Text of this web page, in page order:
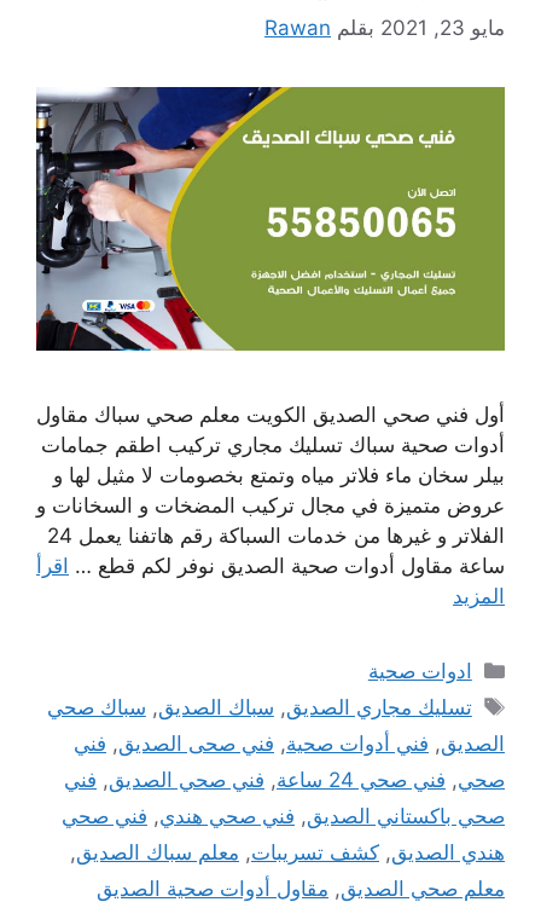
مايو 23, 2021 بقلم Rawan
أول فني صحي الصديق الكويت معلم صحي سباك مقاول
أدوات صحية سباك تسليك مجاري تركيب اطقم جمامات
بيلر سخان ماء فلاتر مياه وتمتع بخصومات لا مثيل لها و
عروض متميزة في مجال تركيب المضخات و السخانات و
الفلاتر و غيرها من خدمات السباكة رقم هاتفنا يعمل 24
ساعة مقاول أدوات صحية الصديق نوفر لكم قطع … اقرأ
المزيد
التصنيفات
ادوات صحية
الوسوم
تسليك مجاري الصديق, سباك الصديق, سباك صحي
الصديق, فني أدوات صحية, فني صحى الصديق, فني
صحي, فني صحي 24 ساعة , فني صحي الصديق, فني
صحي باكستاني الصديق, فني صحي هندي, فني صحي
هندي الصديق, كشف تسريبات, معلم سباك الصديق,
معلم صحي الصديق, مقاول أدوات صحية الصديق